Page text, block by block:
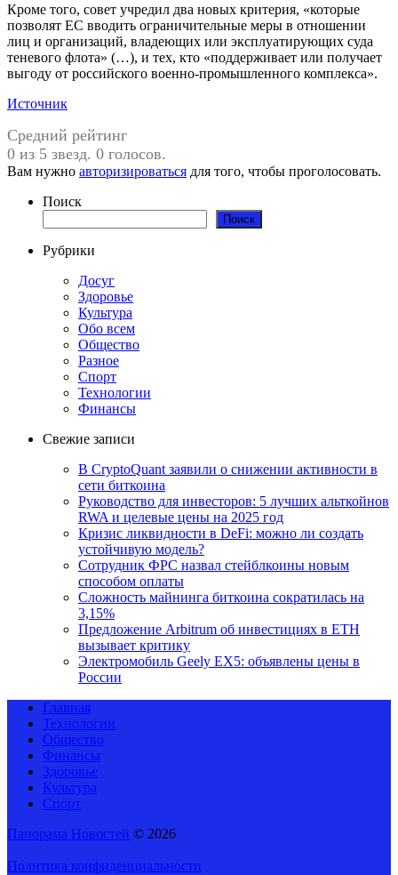
Кроме того, совет учредил два новых критерия, «которые
позволят ЕС вводить ограничительные меры в отношении
лиц и организаций, владеющих или эксплуатирующих суда
теневого флота» (…), и тех, кто «поддерживает или получает
выгоду от российского военно-промышленного комплекса».
Источник
Средний рейтинг
0 из 5 звезд. 0 голосов.
Вам нужно авторизироваться для того, чтобы проголосовать.
Поиск
Поиск
Рубрики
Досуг
Здоровье
Культура
Обо всем
Общество
Разное
Спорт
Технологии
Финансы
Свежие записи
В CryptoQuant заявили о снижении активности в
сети биткоина
Руководство для инвесторов: 5 лучших альткойнов
RWA и целевые цены на 2025 год
Кризис ликвидности в DeFi: можно ли создать
устойчивую модель?
Сотрудник ФРС назвал стейблкоины новым
способом оплаты
Сложность майнинга биткоина сократилась на
3,15%
Предложение Arbitrum об инвестициях в ETH
вызывает критику
Электромобиль Geely EX5: объявлены цены в
России
Главная
Технологии
Общество
Финансы
Здоровье
Культура
Спорт
Панорама Новостей © 2026
Политика конфиденциальности